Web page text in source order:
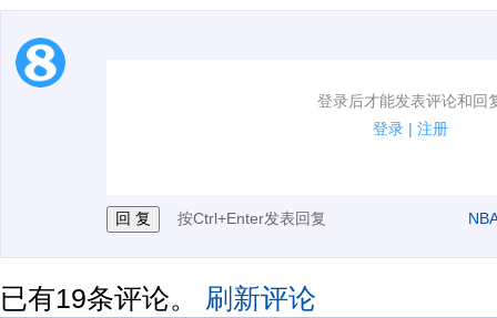
登录后才能发表评论和回
登录 | 注册
1.电脑端新用户可以发表评论了！
按Ctrl+Enter发表回复
已有19条评论。 刷新评论